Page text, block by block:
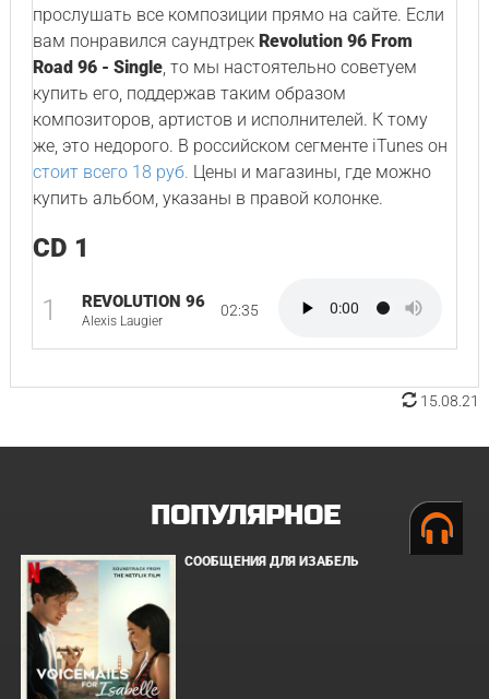
прослушать все композиции прямо на сайте. Если
вам понравился саундтрек Revolution 96 From
Road 96 - Single, то мы настоятельно советуем
купить его, поддержав таким образом
композиторов, артистов и исполнителей. К тому
же, это недорого. В российском сегменте iTunes он
стоит всего 18 руб. Цены и магазины, где можно
купить альбом, указаны в правой колонке.
CD 1
1 REVOLUTION 96
Alexis Laugier
02:35
15.08.21
ПОПУЛЯРНОЕ
СООБЩЕНИЯ ДЛЯ ИЗАБЕЛЬ